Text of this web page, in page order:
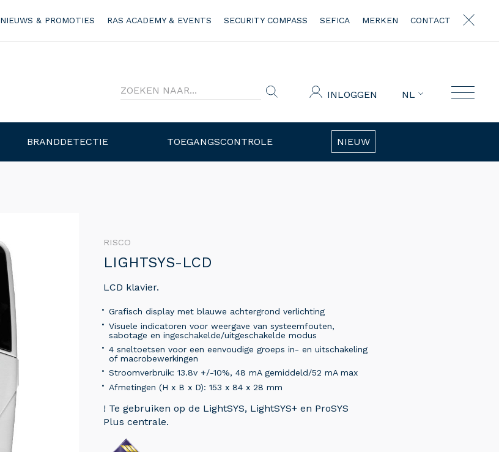
NIEUWS & PROMOTIES RAS ACADEMY & EVENTS SECURITY COMPASS SEFICA MERKEN CONTACT
INLOGGEN NL
BRANDDETECTIE TOEGANGSCONTROLE NIEUW
RISCO
LIGHTSYS-LCD
LCD klavier.
Grafisch display met blauwe achtergrond verlichting
Visuele indicatoren voor weergave van systeemfouten,
sabotage en ingeschakelde/uitgeschakelde modus
4 sneltoetsen voor een eenvoudige groeps in- en uitschakeling
of macrobewerkingen
Stroomverbruik: 13.8v +/-10%, 48 mA gemiddeld/52 mA max
Afmetingen (H x B x D): 153 x 84 x 28 mm
! Te gebruiken op de LightSYS, LightSYS+ en ProSYS
Plus centrale.